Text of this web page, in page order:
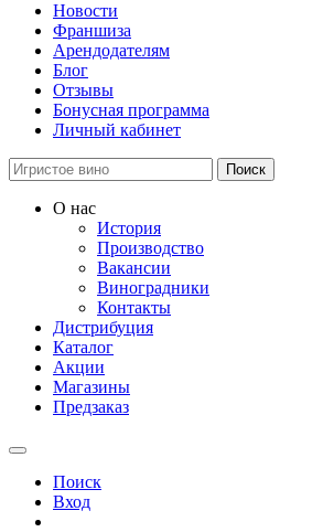
Новости
Франшиза
Арендодателям
Блог
Отзывы
Бонусная программа
Личный кабинет
Поиск
О нас
История
Производство
Вакансии
Виноградники
Контакты
Дистрибуция
Каталог
Акции
Магазины
Предзаказ
Поиск
Вход